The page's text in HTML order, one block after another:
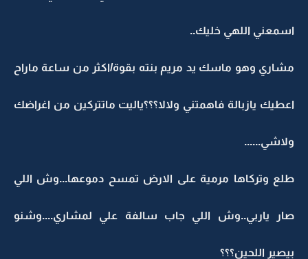
اسمعني اللهي خليك..
مشاري وهو ماسك يد مريم بنته بقوة/اكثر من ساعة ماراح
اعطيك يازبالة فاهمتني ولالا؟؟؟ياليت ماتتركين من اغراضك
ولاشي......
طلع وتركاها مرمية على الارض تمسح دموعها...وش اللي
صار ياربي..وش اللي جاب سالفة علي لمشاري....وشنو
بيصير اللحين؟؟؟